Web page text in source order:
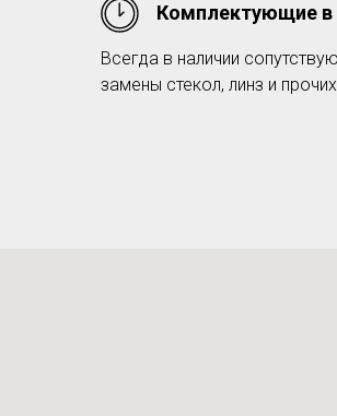
Комплектующие в
Всегда в наличии
замены стекол, линз и